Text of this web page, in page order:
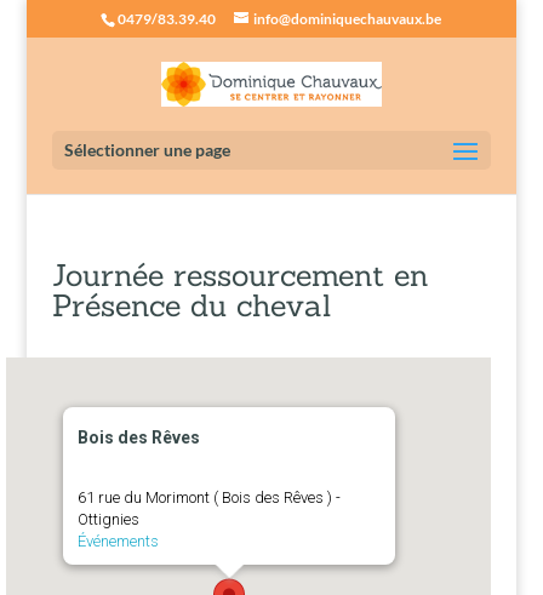
0479/83.39.40 info@dominiquechauvaux.be
Sélectionner une page
Journée ressourcement en
Présence du cheval
Bois des Rêves
61 rue du Morimont ( Bois des Rêves ) -
Ottignies
Événements